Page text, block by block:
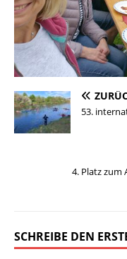
53.
4. Platz zum
SCHREIBE DEN